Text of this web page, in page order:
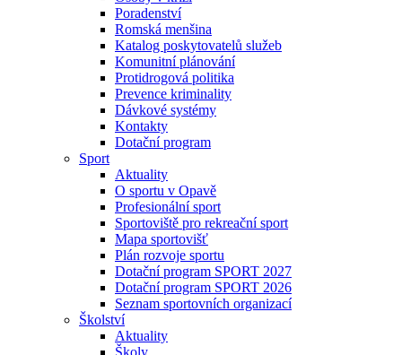
Poradenství
Romská menšina
Katalog poskytovatelů služeb
Komunitní plánování
Protidrogová politika
Prevence kriminality
Dávkové systémy
Kontakty
Dotační program
Sport
Aktuality
O sportu v Opavě
Profesionální sport
Sportoviště pro rekreační sport
Mapa sportovišť
Plán rozvoje sportu
Dotační program SPORT 2027
Dotační program SPORT 2026
Seznam sportovních organizací
Školství
Aktuality